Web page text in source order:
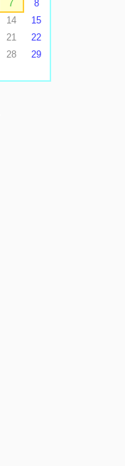
7
8
14
15
21
22
28
29